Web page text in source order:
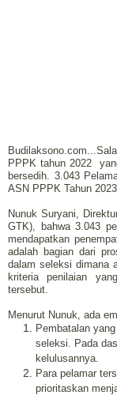
PPPK tahun 2022
bersedih. 3.043
ASN PPPK Tahun
Nunuk Suryani,
GTK), bahwa 3.043
mendapatkan
adalah bagian dari
dalam seleksi dimana
kriteria penilaian
tersebut.
Menurut Nunuk, ada
Pembatalan
seleksi. Pada
kelulusannya.
Para pelamar
prioritaskan